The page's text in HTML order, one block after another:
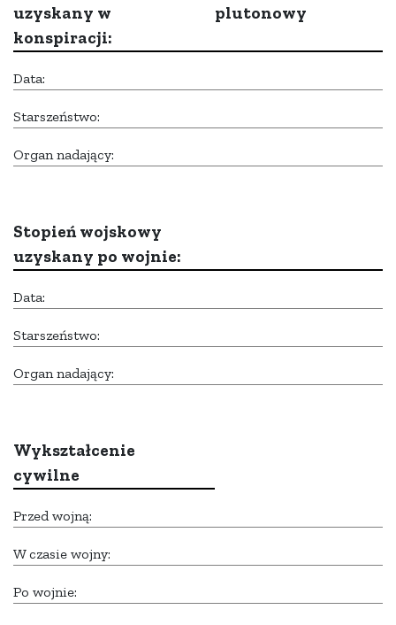
uzyskany w
konspiracji:
plutonowy
Data:
Starszeństwo:
Organ nadający:
Stopień wojskowy
uzyskany po wojnie:
Data:
Starszeństwo:
Organ nadający:
Wykształcenie
cywilne
Przed wojną:
W czasie wojny:
Po wojnie: